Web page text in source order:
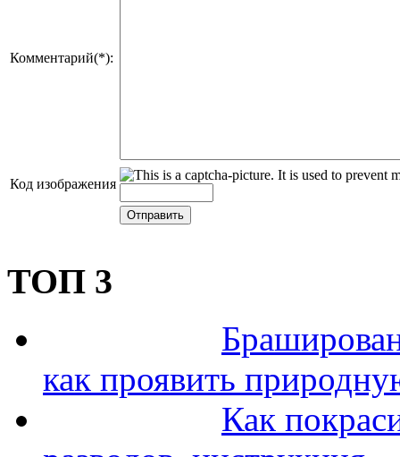
Комментарий(*):
Код изображения
ТОП 3
как проявить
Как